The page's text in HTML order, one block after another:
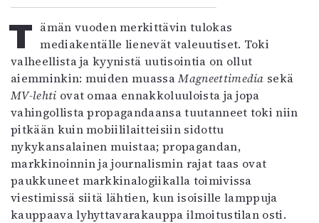
Tanssi
Sarjakuva
Sámegillii
Pääkirjoitus
Paperilehdestä
Oulu2026
Näyttelyt
Musiikki
Levyt
Kuvataide
Kirjat
In English
Esitystaide
Tämän vuoden merkittävin tulokas mediakentälle lienevät valeuutiset. Toki
valheellista ja kyynistä uutisointia on ollut
aiemminkin: muiden muassaMagneettimedia sekä
MV-lehti ovat omaa ennakkoluuloista ja jopa
vahingollista propagandaansa tuutanneet toki niin
pitkään kuin mobiililaitteisiin sidottu
nykykansalainen muistaa; propagandan,
markkinoinnin ja journalismin rajat taas ovat
paukkuneet markkinalogiikalla toimivissa
viestimissä siitä lähtien, kun isoisille lamppuja
kauppaava lyhyttavarakauppa ilmoitustilan osti.